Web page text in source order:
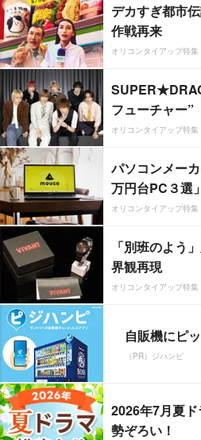
デカすぎ都市
作戦再来
オリコンタイアップ特集
フューチャー”
オリコンタイアップ特集
パソコンメー
万円台PC３選」
オリコンタイアップ特集
「別班のよう
界観再現
オリコンタイアップ特集
自販機にピ
（PR）ジハンピ
2026年7月夏
勢ぞろい！